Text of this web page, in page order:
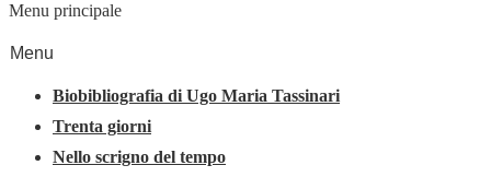
Menu principale
Menu
Biobibliografia di Ugo Maria Tassinari
Trenta giorni
Nello scrigno del tempo